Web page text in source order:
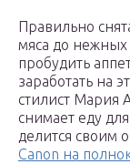
Правильно
мяса до
пробудить
заработать на
стилист Мария
снимает еду
делится своим
Canon на